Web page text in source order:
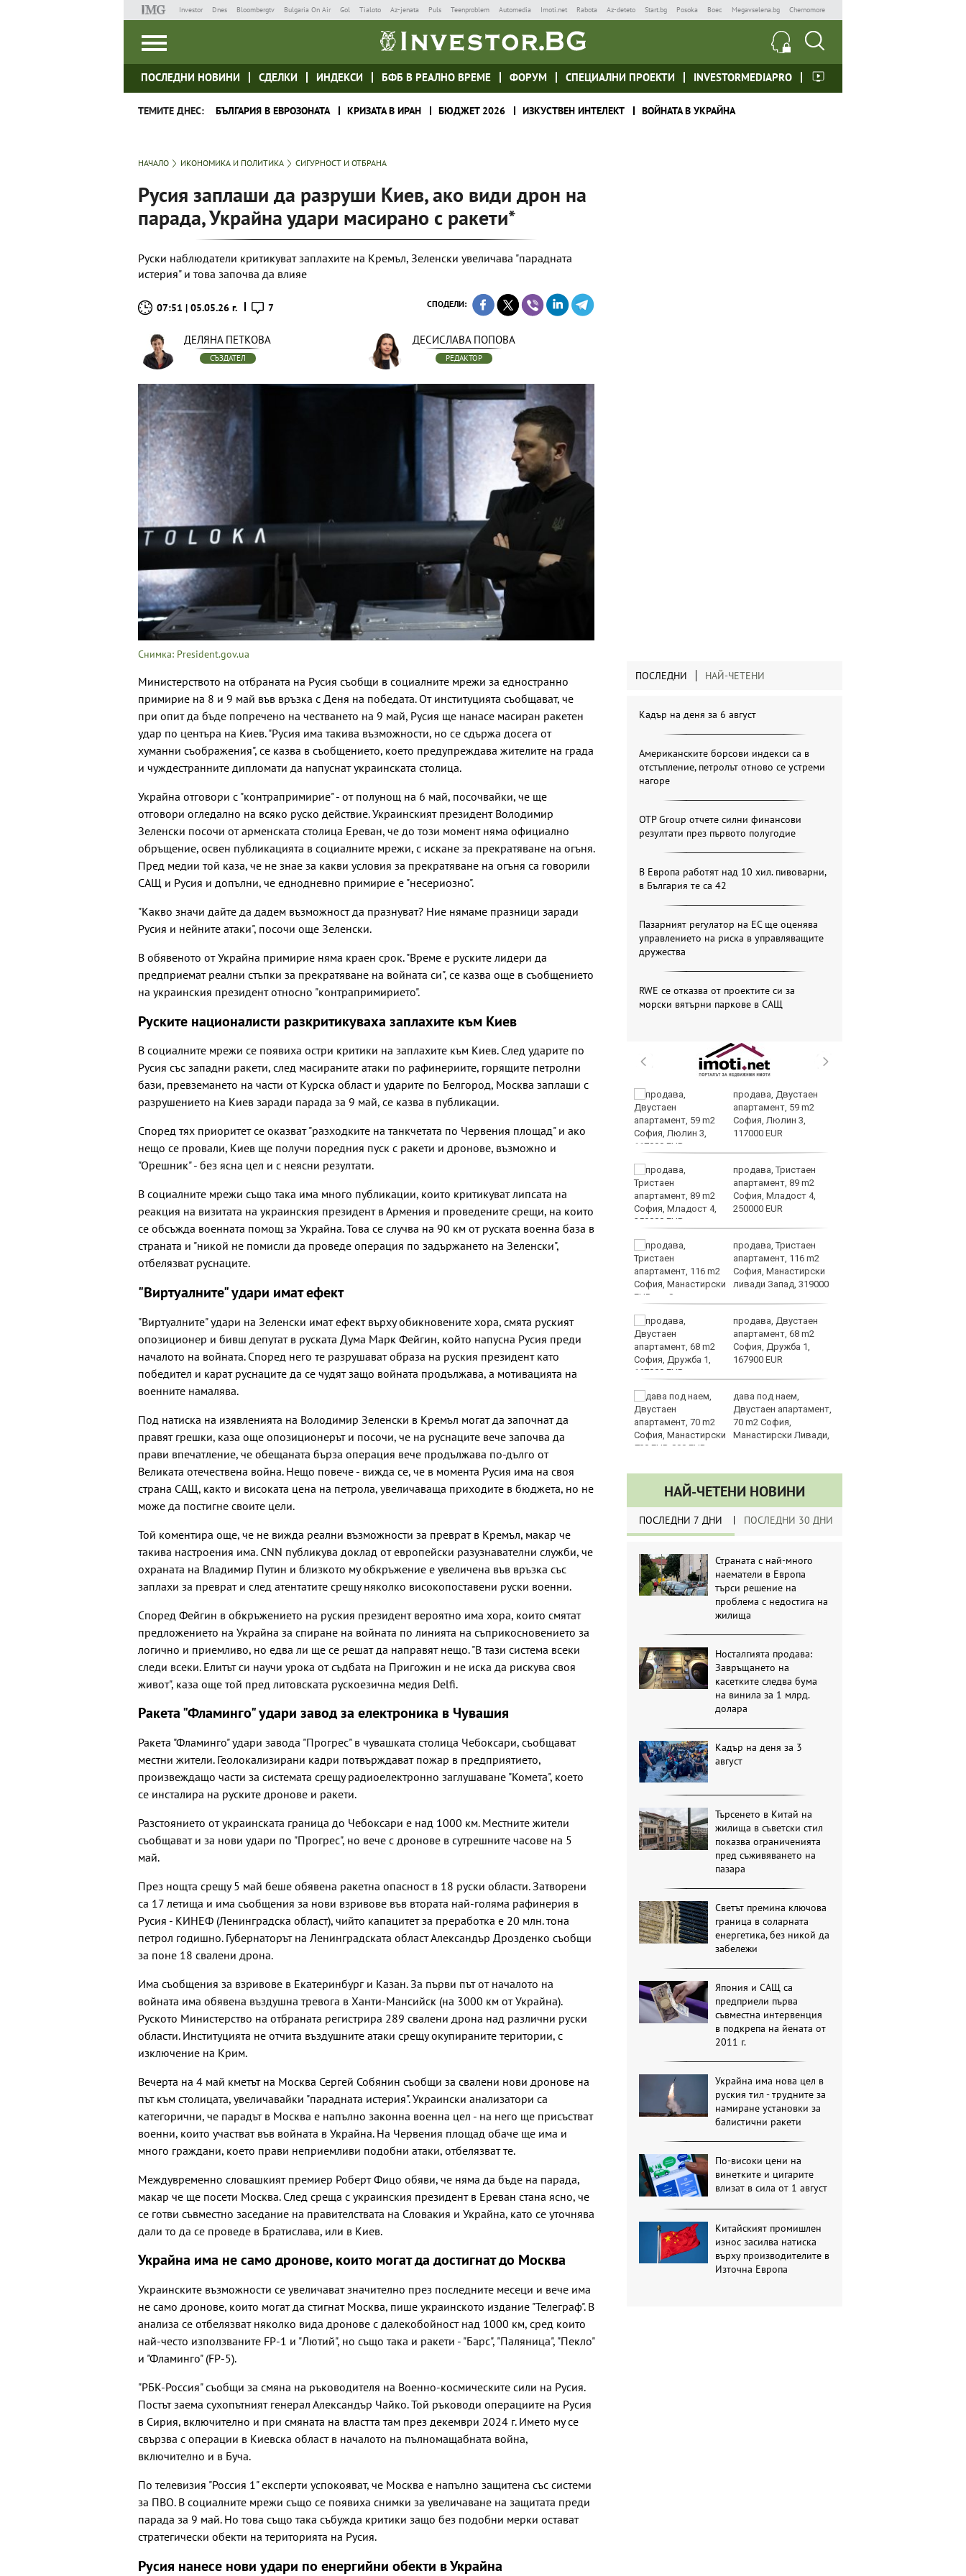
Investor Dnes Bloombergtv Bulgaria On Air Gol Tialoto Az-jenata Puls Teenproblem Automedia Imoti.net Rabota Az-deteto Start.bg Posoka Boec Megavselena.bg Chernomore
ПОСЛЕДНИ НОВИНИ СДЕЛКИ ИНДЕКСИ БФБ В РЕАЛНО ВРЕМЕ ФОРУМ СПЕЦИАЛНИ ПРОЕКТИ INVESTORMEDIAPRO
ТЕМИТЕ ДНЕС: БЪЛГАРИЯ В ЕВРОЗОНАТА КРИЗАТА В ИРАН БЮДЖЕТ 2026 ИЗКУСТВЕН ИНТЕЛЕКТ ВОЙНАТА В УКРАЙНА
НАЧАЛО ИКОНОМИКА И ПОЛИТИКА СИГУРНОСТ И ОТБРАНА
Русия заплаши да разруши Киев, ако види дрон на
парада, Украйна удари масирано с ракети*
Руски наблюдатели критикуват заплахите на Кремъл, Зеленски увеличава "парадната
истерия" и това започва да влияе
07:51 | 05.05.26 г. 7 СПОДЕЛИ:
ДЕЛЯНА ПЕТКОВА
СЪЗДАТЕЛ
ДЕСИСЛАВА ПОПОВА
РЕДАКТОР
Снимка: President.gov.ua
Министерството на отбраната на Русия съобщи в социалните мрежи за едностранно
примирие на 8 и 9 май във връзка с Деня на победата. От институцията съобщават, че
при опит да бъде попречено на честването на 9 май, Русия ще нанасе масиран ракетен
удар по центъра на Киев. "Русия има такива възможности, но се сдържа досега от
хуманни съображения", се казва в съобщението, което предупреждава жителите на града
и чуждестранните дипломати да напуснат украинската столица.
Украйна отговори с "контрапримирие" - от полунощ на 6 май, посочвайки, че ще
отговори огледално на всяко руско действие. Украинският президент Володимир
Зеленски посочи от арменската столица Ереван, че до този момент няма официално
обръщение, освен публикацията в социалните мрежи, с искане за прекратяване на огъня.
Пред медии той каза, че не знае за какви условия за прекратяване на огъня са говорили
САЩ и Русия и допълни, че еднодневно примирие е "несериозно".
"Какво значи дайте да дадем възможност да празнуват? Ние нямаме празници заради
Русия и нейните атаки", посочи още Зеленски.
В обявеното от Украйна примирие няма краен срок. "Време е руските лидери да
предприемат реални стъпки за прекратяване на войната си", се казва още в съобщението
на украинския президент относно "контрапримирието".
Руските националисти разкритикуваха заплахите към Киев
В социалните мрежи се появиха остри критики на заплахите към Киев. След ударите по
Русия със западни ракети, след масираните атаки по рафинериите, горящите петролни
бази, превземането на части от Курска област и ударите по Белгород, Москва заплаши с
разрушението на Киев заради парада за 9 май, се казва в публикации.
Според тях приоритет се оказват "разходките на танкчетата по Червения площад" и ако
нещо се провали, Киев ще получи поредния пуск с ракети и дронове, възможно и
"Орешник" - без ясна цел и с неясни резултати.
В социалните мрежи също така има много публикации, които критикуват липсата на
реакция на визитата на украинския президент в Армения и проведените срещи, на които
се обсъжда военната помощ за Украйна. Това се случва на 90 км от руската военна база в
страната и "никой не помисли да проведе операция по задържането на Зеленски",
отбелязват руснаците.
"Виртуалните" удари имат ефект
"Виртуалните" удари на Зеленски имат ефект върху обикновените хора, смята руският
опозиционер и бивш депутат в руската Дума Марк Фейгин, който напусна Русия преди
началото на войната. Според него те разрушават образа на руския президент като
победител и карат руснаците да се чудят защо войната продължава, а мотивацията на
военните намалява.
Под натиска на изявленията на Володимир Зеленски в Кремъл могат да започнат да
правят грешки, каза още опозиционерът и посочи, че на руснаците вече започва да
прави впечатление, че обещаната бърза операция вече продължава по-дълго от
Великата отечествена война. Нещо повече - вижда се, че в момента Русия има на своя
страна САЩ, както и високата цена на петрола, увеличаваща приходите в бюджета, но не
може да постигне своите цели.
Той коментира още, че не вижда реални възможности за преврат в Кремъл, макар че
такива настроения има. CNN публикува доклад от европейски разузнавателни служби, че
охраната на Владимир Путин и близкото му обкръжение е увеличена във връзка със
заплахи за преврат и след атентатите срещу няколко високопоставени руски военни.
Според Фейгин в обкръжението на руския президент вероятно има хора, които смятат
предложението на Украйна за спиране на войната по линията на съприкосновението за
логично и приемливо, но едва ли ще се решат да направят нещо. "В тази система всеки
следи всеки. Елитът си научи урока от съдбата на Пригожин и не иска да рискува своя
живот", каза още той пред литовската рускоезична медия Delfi.
Ракета "Фламинго" удари завод за електроника в Чувашия
Ракета "Фламинго" удари завода "Прогрес" в чувашката столица Чебоксари, съобщават
местни жители. Геолокализирани кадри потвърждават пожар в предприятието,
произвеждащо части за системата срещу радиоелектронно заглушаване "Комета", което
се инсталира на руските дронове и ракети.
Разстоянието от украинската граница до Чебоксари е над 1000 км. Местните жители
съобщават и за нови удари по "Прогрес", но вече с дронове в сутрешните часове на 5
май.
През нощта срещу 5 май беше обявена ракетна опасност в 18 руски области. Затворени
са 17 летища и има съобщения за нови взривове във втората най-голяма рафинерия в
Русия - КИНЕФ (Ленинградска област), чийто капацитет за преработка е 20 млн. тона
петрол годишно. Губернаторът на Ленинградската област Александър Дрозденко съобщи
за поне 18 свалени дрона.
Има съобщения за взривове в Екатеринбург и Казан. За първи път от началото на
войната има обявена въздушна тревога в Ханти-Мансийск (на 3000 км от Украйна).
Руското Министерство на отбраната регистрира 289 свалени дрона над различни руски
области. Институцията не отчита въздушните атаки срещу окупираните територии, с
изключение на Крим.
Вечерта на 4 май кметът на Москва Сергей Собянин съобщи за свалени нови дронове на
път към столицата, увеличавайки "парадната истерия". Украински анализатори са
категорични, че парадът в Москва е напълно законна военна цел - на него ще присъстват
военни, които участват във войната в Украйна. На Червения площад обаче ще има и
много граждани, което прави неприемливи подобни атаки, отбелязват те.
Междувременно словашкият премиер Роберт Фицо обяви, че няма да бъде на парада,
макар че ще посети Москва. След среща с украинския президент в Ереван стана ясно, че
се готви съвместно заседание на правителствата на Словакия и Украйна, като се уточнява
дали то да се проведе в Братислава, или в Киев.
Украйна има не само дронове, които могат да достигнат до Москва
Украинските възможности се увеличават значително през последните месеци и вече има
не само дронове, които могат да стигнат Москва, пише украинското издание "Телеграф". В
анализа се отбелязват няколко вида дронове с далекобойност над 1000 км, сред които
най-често използваните FP-1 и "Лютий", но също така и ракети - "Барс", "Паляница", "Пекло"
и "Фламинго" (FP-5).
"РБК-Россия" съобщи за смяна на ръководителя на Военно-космическите сили на Русия.
Постът заема сухопътният генерал Александър Чайко. Той ръководи операциите на Русия
в Сирия, включително и при смяната на властта там през декември 2024 г. Името му се
свързва с операции в Киевска област в началото на пълномащабната война,
включително и в Буча.
По телевизия "Россия 1" експерти успокояват, че Москва е напълно защитена със системи
за ПВО. В социалните мрежи също се появиха снимки за увеличаване на защитата преди
парада за 9 май. Но това също така събужда критики защо без подобни мерки остават
стратегически обекти на територията на Русия.
Русия нанесе нови удари по енергийни обекти в Украйна
ПОСЛЕДНИ НАЙ-ЧЕТЕНИ
Кадър на деня за 6 август
Американските борсови индекси са в
отстъпление, петролът отново се устреми
нагоре
OTP Group отчете силни финансови
резултати през първото полугодие
В Европа работят над 10 хил. пивоварни,
в България те са 42
Пазарният регулатор на ЕС ще оценява
управлението на риска в управляващите
дружества
RWE се отказва от проектите си за
морски вятърни паркове в САЩ
Тъжна вест! Почина
Златото стигна до
4295 долара за унция
Спартакиадата на ВМС
продава, Двустаен
апартамент, 59 m2
София, Люлин 3,
117000 EUR
продава, Тристаен
апартамент, 89 m2
София, Младост 4,
250000 EUR
продава, Тристаен
апартамент, 116 m2
София, Манастирски
ливади Запад, 319000
EUR
продава, Двустаен
апартамент, 68 m2
София, Дружба 1,
167900 EUR
дава под наем,
Двустаен апартамент,
70 m2 София,
Манастирски Ливади,
800 EUR
НАЙ-ЧЕТЕНИ НОВИНИ
ПОСЛЕДНИ 7 ДНИ ПОСЛЕДНИ 30 ДНИ
Страната с най-много
наематели в Европа
търси решение на
проблема с недостига на
жилища
Носталгията продава:
Завръщането на
касетките следва бума
на винила за 1 млрд.
долара
Кадър на деня за 3
август
Търсенето в Китай на
жилища в съветски стил
показва ограниченията
пред съживяването на
пазара
Светът премина ключова
граница в соларната
енергетика, без никой да
забележи
Япония и САЩ са
предприели първа
съвместна интервенция
в подкрепа на йената от
2011 г.
Украйна има нова цел в
руския тил - трудните за
намиране установки за
балистични ракети
По-високи цени на
винетките и цигарите
влизат в сила от 1 август
Китайският промишлен
износ засилва натиска
върху производителите в
Източна Европа